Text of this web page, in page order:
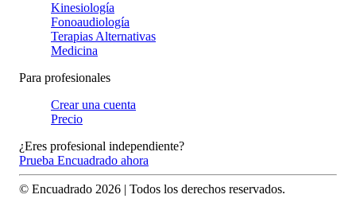
Kinesiología
Fonoaudiología
Terapias Alternativas
Medicina
Para profesionales
Crear una cuenta
Precio
¿Eres profesional independiente?
Prueba Encuadrado ahora
© Encuadrado 2026 | Todos los derechos reservados.